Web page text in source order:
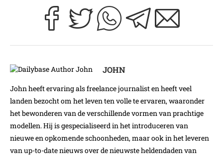
JOHN
John heeft ervaring als freelance journalist en heeft veel
landen bezocht om het leven ten volle te ervaren, waaronder
het bewonderen van de verschillende vormen van prachtige
modellen. Hij is gespecialiseerd in het introduceren van
nieuwe en opkomende schoonheden, maar ook in het leveren
van up-to-date nieuws over de nieuwste heldendaden van